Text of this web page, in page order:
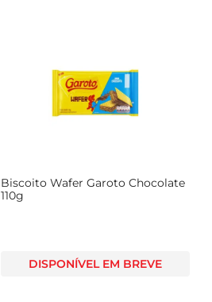
Biscoito Wafer Garoto Chocolate
110g
DISPONÍVEL EM BREVE